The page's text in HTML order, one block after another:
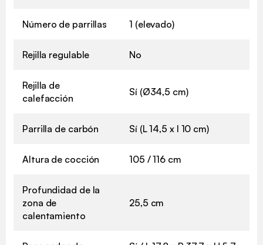
Número de parrillas 1 (elevado)
Rejilla regulable No
Rejilla de
calefacción
Sí (Ø34,5 cm)
Parrilla de carbón Sí (L 14,5 x l 10 cm)
Altura de cocción 105 / 116 cm
Profundidad de la
zona de
calentamiento
25,5 cm